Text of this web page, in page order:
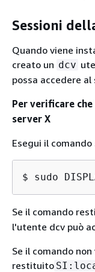
Sessioni
Quando viene
creato un dcv
possa accedere al
Per verificare
server X
Esegui il
$ sudo
Se il comando
l'utente dcv può
Se il comando non
restituito